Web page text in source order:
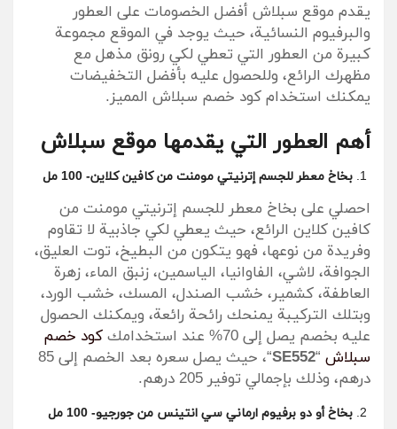
يقدم موقع سبلاش أفضل الخصومات على العطور
والبرفيوم النسائية، حيث يوجد في الموقع مجموعة
كبيرة من العطور التي تعطي لكي رونق مذهل مع
مظهرك الرائع، وللحصول عليه بأفضل التخفيضات
يمكنك استخدام كود خصم سبلاش المميز.
أهم العطور التي يقدمها موقع سبلاش
بخاخ معطر للجسم إترنيتي مومنت من كافين كلاين- 100 مل
احصلي على بخاخ معطر للجسم إترنيتي مومنت من
كافين كلاين الرائع، حيث يعطي لكي جاذبية لا تقاوم
وفريدة من نوعها، فهو يتكون من البطيخ، توت العليق،
الجوافة، لاشي، الفاوانيا، الياسمين، زنبق الماء، زهرة
العاطفة، كشمير، خشب الصندل، المسك، خشب الورد،
وبتلك التركيبة يمنحك رائحة رائعة، ويمكنك الحصول
عليه بخصم يصل إلى 70% عند استخدامك
كود خصم
سبلاش “
SE552
“، حيث يصل سعره بعد الخصم إلى 85
درهم، وذلك بإجمالي توفير 205 درهم.
بخاخ أو دو برفيوم ارماني سي انتينس من جورجيو- 100 مل